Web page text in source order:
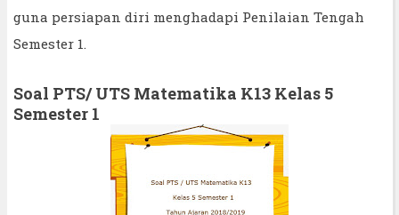
guna persiapan diri menghadapi Penilaian Tengah
Semester 1.
Soal PTS/ UTS Matematika K13 Kelas 5
Semester 1